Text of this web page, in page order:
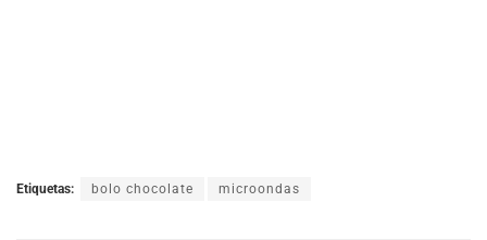
Etiquetas: bolo chocolate microondas